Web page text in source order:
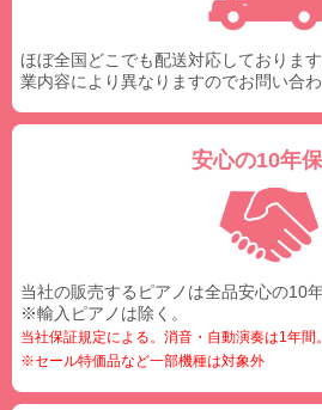
ほぼ全国どこでも配送対応しておりま
業内容により異なりますのでお問い合わ
安心の10年
当社の販売するピアノは全品安心の10
※輸入ピアノは除く。
当社保証規定による。消音・自動演奏は1年間。
※セール特価品など一部機種は対象外